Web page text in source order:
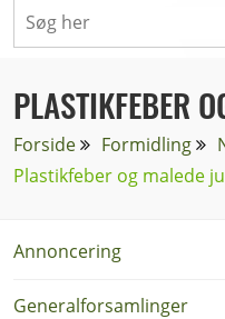
PLASTIKFEBER
Forside Formidling
Plastikfeber og malede
Annoncering
Generalforsamlinger